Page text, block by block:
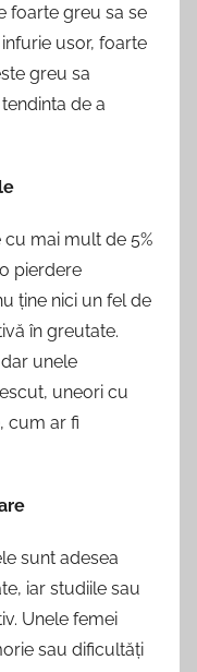
foarte greu sa se
usor, foarte
greu sa
de a
mai mult de 5%
pierdere
ține nici un fel de
în greutate.
unele
uneori cu
cum ar fi
sunt adesea
iar studiile sau
Unele femei
sau dificultăți